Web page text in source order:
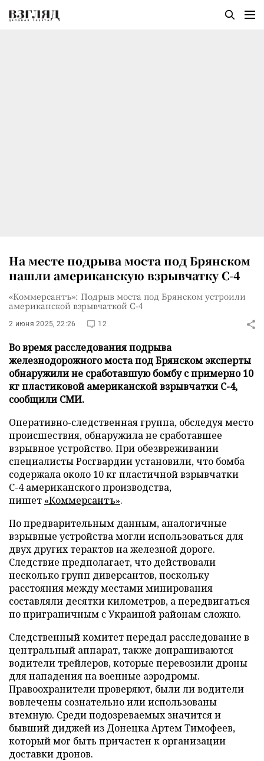
На месте подрыва моста под Брянском
нашли американскую взрывчатку С-4
«Коммерсантъ»: Подрыв моста под Брянском устроили
американской взрывчаткой С-4
2 июня 2025, 22:26 12
Во время расследования подрыва
железнодорожного моста под Брянском эксперты
обнаружили не сработавшую бомбу с примерно 10
кг пластиковой американской взрывчатки С-4,
сообщили СМИ.
Оперативно-следственная группа, обследуя место
происшествия, обнаружила не сработавшее
взрывное устройство. При обезвреживании
специалисты Росгвардии установили, что бомба
содержала около 10 кг пластичной взрывчатки
С-4 американского производства,
пишет «Коммерсантъ».
По предварительным данным, аналогичные
взрывные устройства могли использоваться для
двух других терактов на железной дороге.
Следствие предполагает, что действовали
несколько групп диверсантов, поскольку
расстояния между местами минирования
составляли десятки километров, а передвигаться
по приграничным с Украиной районам сложно.
Следственный комитет передал расследование в
центральный аппарат, также допрашиваются
водители трейлеров, которые перевозили дроны
для нападения на военные аэродромы.
Правоохранители проверяют, были ли водители
вовлечены сознательно или использованы
втемную. Среди подозреваемых значится и
бывший диджей из Донецка Артем Тимофеев,
который мог быть причастен к организации
доставки дронов.